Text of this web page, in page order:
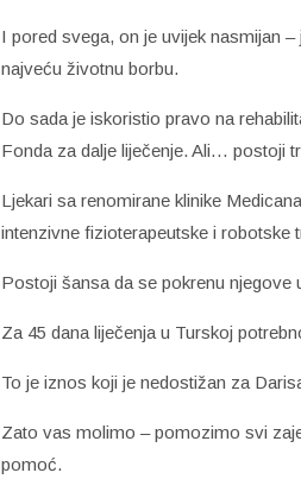
I pored svega, on je uvijek nasmijan
najveću životnu borbu.
Do sada je iskoristio pravo na
Fonda za dalje liječenje. Ali… postoji
Ljekari sa renomirane klinike
intenzivne fizioterapeutske i robotske
Postoji šansa da se pokrenu
Za 45 dana liječenja u Turskoj
To je iznos koji je nedostižan za
Zato vas molimo – pomozimo svi
pomoć.